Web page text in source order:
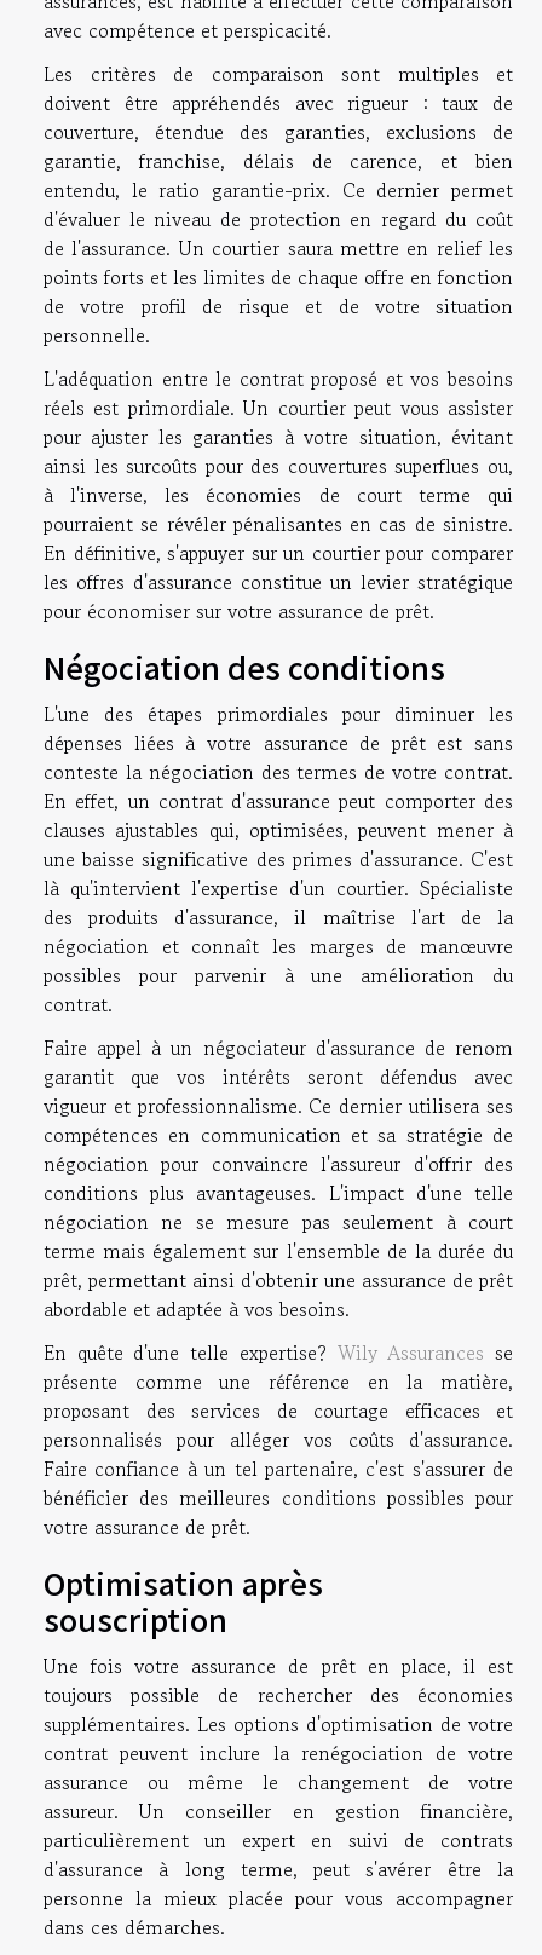
avec compétence et perspicacité.
Les critères de comparaison sont multiples et
doivent être appréhendés avec rigueur : taux de
couverture, étendue des garanties, exclusions de
garantie, franchise, délais de carence, et bien
entendu, le ratio garantie-prix. Ce dernier permet
d'évaluer le niveau de protection en regard du coût
de l'assurance. Un courtier saura mettre en relief les
points forts et les limites de chaque offre en fonction
de votre profil de risque et de votre situation
personnelle.
L'adéquation entre le contrat proposé et vos besoins
réels est primordiale. Un courtier peut vous assister
pour ajuster les garanties à votre situation, évitant
ainsi les surcoûts pour des couvertures superflues ou,
à l'inverse, les économies de court terme qui
pourraient se révéler pénalisantes en cas de sinistre.
En définitive, s'appuyer sur un courtier pour comparer
les offres d'assurance constitue un levier stratégique
pour économiser sur votre assurance de prêt.
Négociation des conditions
L'une des étapes primordiales pour diminuer les
dépenses liées à votre assurance de prêt est sans
conteste la négociation des termes de votre contrat.
En effet, un contrat d'assurance peut comporter des
clauses ajustables qui, optimisées, peuvent mener à
une baisse significative des primes d'assurance. C'est
là qu'intervient l'expertise d'un courtier. Spécialiste
des produits d'assurance, il maîtrise l'art de la
négociation et connaît les marges de manœuvre
possibles pour parvenir à une amélioration du
contrat.
Faire appel à un négociateur d'assurance de renom
garantit que vos intérêts seront défendus avec
vigueur et professionnalisme. Ce dernier utilisera ses
compétences en communication et sa stratégie de
négociation pour convaincre l'assureur d'offrir des
conditions plus avantageuses. L'impact d'une telle
négociation ne se mesure pas seulement à court
terme mais également sur l'ensemble de la durée du
prêt, permettant ainsi d'obtenir une assurance de prêt
abordable et adaptée à vos besoins.
En quête d'une telle expertise? Wily Assurances se
présente comme une référence en la matière,
proposant des services de courtage efficaces et
personnalisés pour alléger vos coûts d'assurance.
Faire confiance à un tel partenaire, c'est s'assurer de
bénéficier des meilleures conditions possibles pour
votre assurance de prêt.
Optimisation après
souscription
Une fois votre assurance de prêt en place, il est
toujours possible de rechercher des économies
supplémentaires. Les options d'optimisation de votre
contrat peuvent inclure la renégociation de votre
assurance ou même le changement de votre
assureur. Un conseiller en gestion financière,
particulièrement un expert en suivi de contrats
d'assurance à long terme, peut s'avérer être la
personne la mieux placée pour vous accompagner
dans ces démarches.